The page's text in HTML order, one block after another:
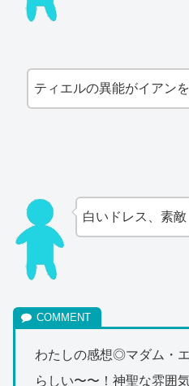
ティエルの異能がイアン
白いドレス、素敵
わたしの感想◎マダム・
らしい〜〜！神聖な雰囲